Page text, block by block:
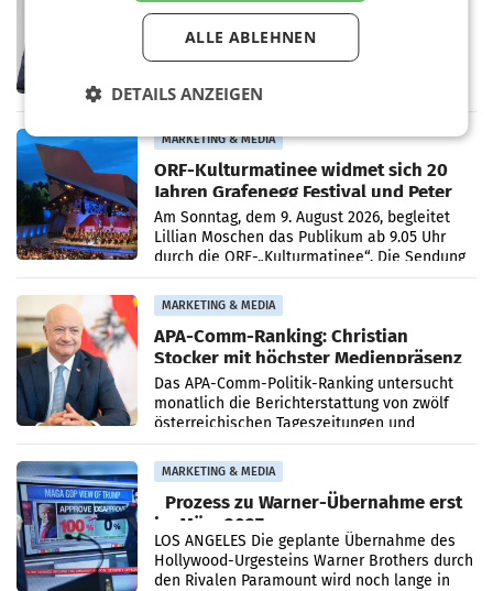
WIEN ORF-III-Co-Geschäftsführer Peter
Schöber ist wegen Compliance-Vorwürfen
bestätigte gegenüber der APA entsprechende
MARKETING & MEDIA
ORF-Kulturmatinee widmet sich 20
Jahren Grafenegg Festival und Peter
Simonischek
Am Sonntag, dem 9. August 2026, begleitet
Lillian Moschen das Publikum ab 9.05 Uhr
durch die ORF-„Kulturmatinee“. Die Sendung
startet mit der Dokumentation „20 Jahre
Grafenegg
MARKETING & MEDIA
APA-Comm-Ranking: Christian
Stocker mit höchster Medienpräsenz
im Juli
Das APA-Comm-Politik-Ranking untersucht
monatlich die Berichterstattung von zwölf
österreichischen Tageszeitungen und
analysiert, welche Politikerinnen und
Politiker Österreichs die
MARKETING & MEDIA
Prozess zu Warner-Übernahme erst
im März 2027
LOS ANGELES Die geplante Übernahme des
Hollywood-Urgesteins Warner Brothers durch
den Rivalen Paramount wird noch lange in
ALLE ABLEHNEN
DETAILS ANZEIGEN